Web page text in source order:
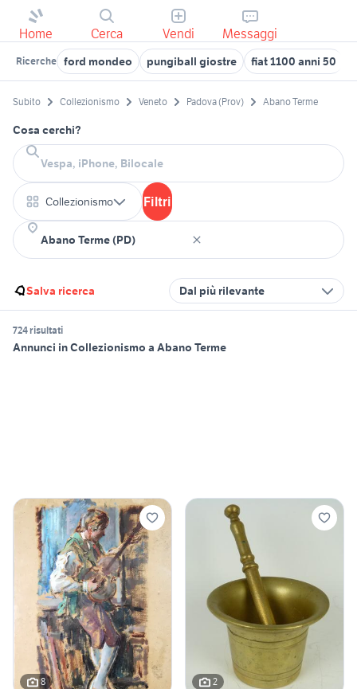
Home Cerca Vendi Messaggi
Ricerche ford mondeo pungiball giostre fiat 1100 anni 50
Subito Collezionismo Veneto Padova (Prov) Abano Terme
Cosa cerchi?
Collezionismo Filtri
Salva ricerca Dal più rilevante
724 risultati
Annunci in Collezionismo a Abano Terme
8 2